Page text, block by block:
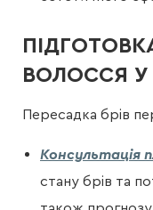
ВОЛОССЯ У
Пересадка брів
Консультація
стану брів та